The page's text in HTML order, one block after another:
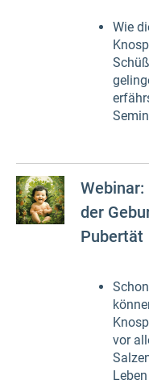
Wie
Webinar:
der
Pubertät
vor